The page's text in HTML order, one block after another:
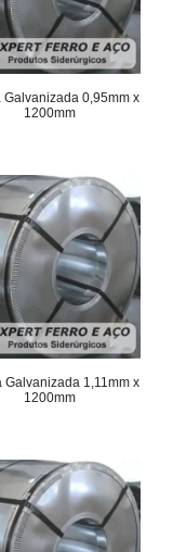
Galvanizada 0,95mm x
1200mm
Galvanizada 1,11mm x
1200mm